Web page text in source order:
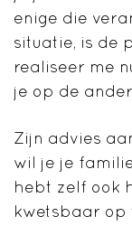
enige die
situatie, is de
realiseer me
je op de
Zijn advies
wil je je
hebt zelf ook
kwetsbaar op